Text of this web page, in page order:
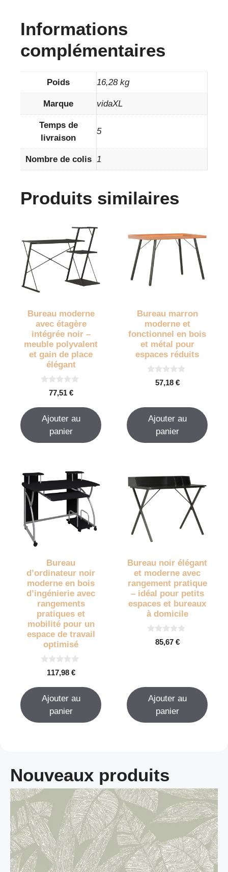
Informations
complémentaires
Poids 16,28 kg
Marque vidaXL
Temps de
livraison
5
Nombre de colis 1
Produits similaires
Bureau moderne
avec étagère
intégrée noir –
meuble polyvalent
et gain de place
élégant
5
77,51 €
Ajouter au
panier
Bureau marron
moderne et
fonctionnel en bois
et métal pour
espaces réduits
5
57,18 €
Ajouter au
panier
Bureau
d’ordinateur noir
moderne en bois
d’ingénierie avec
rangements
pratiques et
mobilité pour un
espace de travail
optimisé
s
5
117,98 €
Ajouter au
panier
Bureau noir élégant
et moderne avec
rangement pratique
– idéal pour petits
espaces et bureaux
à domicile
85,67 €
Ajouter au
panier
Nouveaux produits